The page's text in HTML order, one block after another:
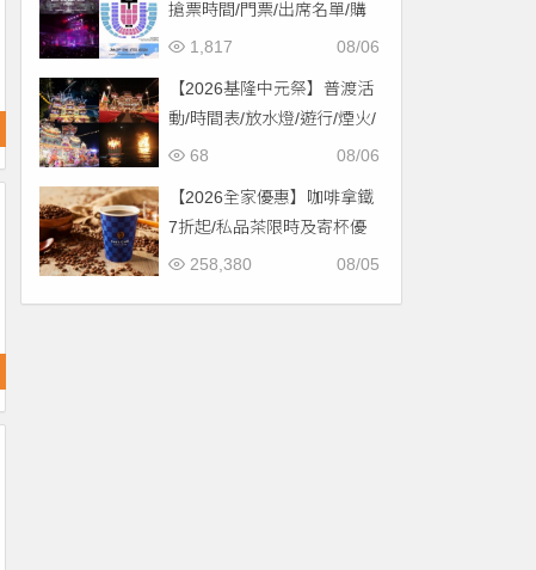
搶票時間/門票/出席名單/購
票一次看！
08/06
1,817
【2026基隆中元祭】普渡活
動/時間表/放水燈/遊行/煙火/
交通一次看！
08/06
68
【2026全家優惠】咖啡拿鐵
7折起/私品茶限時及寄杯優
惠！價格/菜單一起看
08/05
258,380